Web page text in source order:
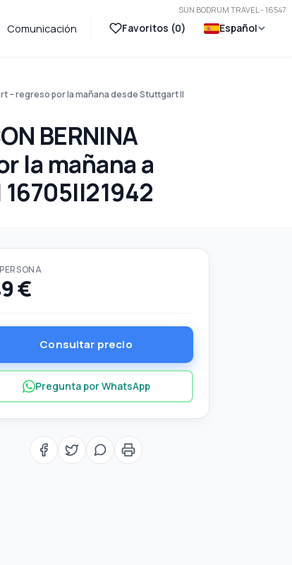
SUN BODRUM TRAVEL - 16547
Comunicación Favoritos (0) Español
– regreso por la mañana desde Stuttgart ||
BERNINA
la mañana a
€
Consultar precio
Pregunta por WhatsApp